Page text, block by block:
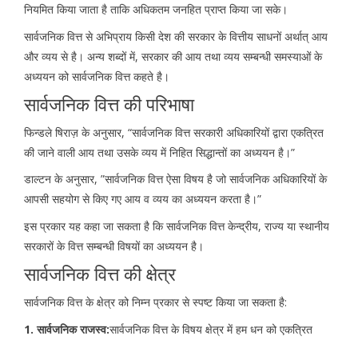
नियमित किया जाता है ताकि अधिकतम जनहित प्राप्त किया जा सके।
सार्वजनिक वित्त से अभिप्राय किसी देश की सरकार के वित्तीय साधनों अर्थात् आय
और व्यय से है। अन्य शब्दों में, सरकार की आय तथा व्यय सम्बन्धी समस्याओं के
अध्ययन को सार्वजनिक वित्त कहते है।
सार्वजनिक वित्त की परिभाषा
फिन्डले षिराज़ के अनुसार, “सार्वजनिक वित्त सरकारी अधिकारियों द्वारा एकत्रित
की जाने वाली आय तथा उसके व्यय में निहित सिद्धान्तों का अध्ययन है।”
डाल्टन के अनुसार, ”सार्वजनिक वित्त ऐसा विषय है जो सार्वजनिक अधिकारियों के
आपसी सहयोग से किए गए आय व व्यय का अध्ययन करता है।”
इस प्रकार यह कहा जा सकता है कि सार्वजनिक वित्त केन्द्रीय, राज्य या स्थानीय
सरकारों के वित्त सम्बन्धी विषयों का अध्ययन है।
सार्वजनिक वित्त की क्षेत्र
सार्वजनिक वित्त के क्षेत्र को निम्न प्रकार से स्पष्ट किया जा सकता है:
1. सार्वजनिक राजस्व:सार्वजनिक वित्त के विषय क्षेत्र में हम धन को एकत्रित